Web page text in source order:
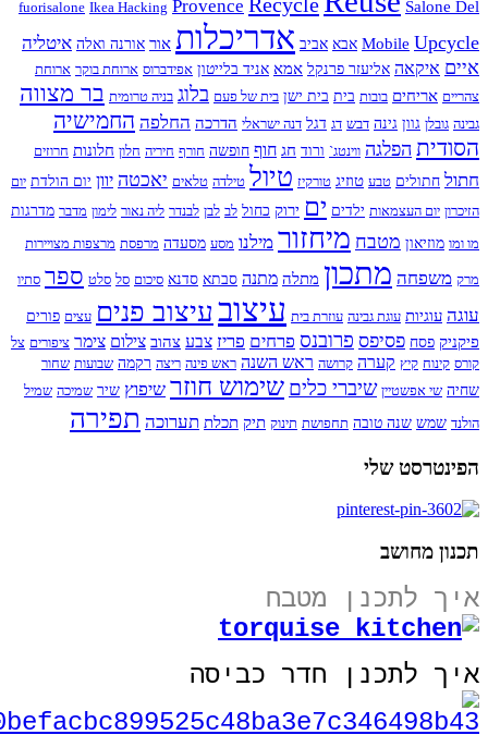
fuorisalone Ikea Hacking Provence Salone Del
Mobile Upcycle אבא אביב אדריכלות אור אורנה ואלה איטליה
איים איקאה אליעזר פרנקל אמא אניד בלייטון אפידברוס ארוחת בוקר ארוחת
צהריים אריחים בובות בית בית ישן בית של פעם בלוג בניה טרומית בר מצווה
גבינה גובלן גוון גינה דבש דג דגל דנה ישראלי הדרכה החלפה החמישיה
הסודית הפלגה ווינטג` ורוד חג חוף חופשה חורף חיריה חלון חלונות חרוזים
חתול חתולים טבע טוזיג טורקיז טיול טילדה טלאים יאכטה יוון יום הולדת יום
הזיכרון יום העצמאות ילדים ים ירוק כחול לב לבן לבנדר ליה נאור לימון מדבר מדרגות
מו ומו מוזיאון מטבח מיחזור מילנו מסע מסעדה מרפסת מרצפות מצויירות
מרק משפחה מתכון מתלה מתנה סבתא סדנא סיכום סל סלט ספר סתיו
עוגה עוגיות עוגת גבינה עוזרת בית עיצובעיצוב פנים עצים פורים
פיקניק פסח פסיפס פרובנס פרחים פריז צבע צהוב צילום צימר ציפורים צל
קורס קינוח קיץ קערה קרושה ראש השנה ראש פינה ריצה רקמה שבועות שחור
שחיה שי אפשטיין שיברי כליםשימוש חוזר שיפוץ שיר שמיכה שמיל
הולנד שמש שנה טובה תחפושת תינוק תיק תכלת תערוכה תפירה
הפינטרסט שלי
תכנון מחושב
איך לתכנן מטבח
איך לתכנן חדר כביסה